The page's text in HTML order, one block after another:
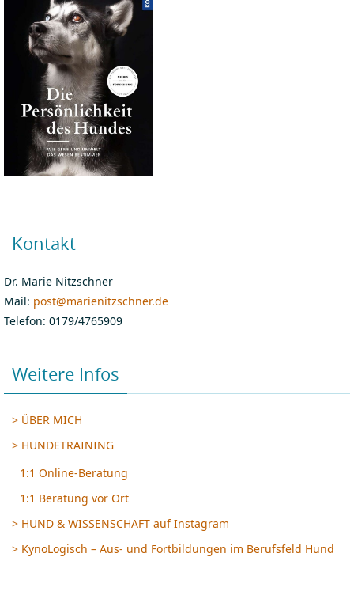
Kontakt
Dr. Marie Nitzschner
Mail: post@marienitzschner.de
Telefon: 0179/4765909
Weitere Infos
> ÜBER MICH
> HUNDETRAINING
1:1 Online-Beratung
1:1 Beratung vor Ort
> HUND & WISSENSCHAFT auf Instagram
> KynoLogisch – Aus- und Fortbildungen im Berufsfeld Hund